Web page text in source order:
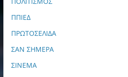
ΠΠΙΕΔ
ΠΡΩΤΟΣΕΛΙΔΑ
ΣΑΝ ΣΗΜΕΡΑ
ΣΙΝΕΜΑ